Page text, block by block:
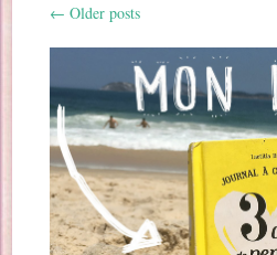
Post navigation
← Older posts